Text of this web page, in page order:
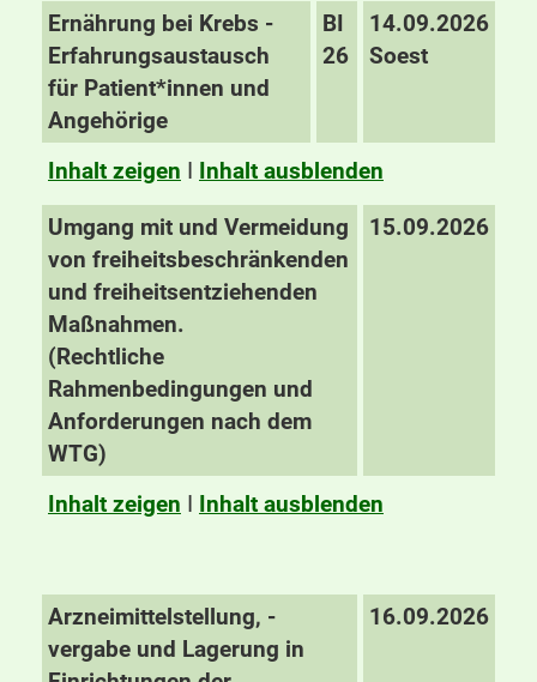
Ernährung bei Krebs -
Erfahrungsaustausch
für Patient*innen und
Angehörige
BI
26
14.09.2026
Soest
Inhalt zeigen I Inhalt ausblenden
Umgang mit und Vermeidung
von freiheitsbeschränkenden
und freiheitsentziehenden
Maßnahmen.
(Rechtliche
Rahmenbedingungen und
Anforderungen nach dem
WTG)
15.09.2026
Inhalt zeigen I Inhalt ausblenden
Arzneimittelstellung, -
vergabe und Lagerung in
16.09.2026